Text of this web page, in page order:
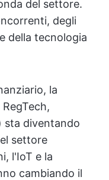
del settore.
degli
della tecnologia
la
sta diventando
settore
l'IoT e la
cambiando il